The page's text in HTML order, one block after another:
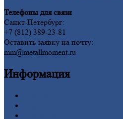
Телефоны для связи
Санкт-Петербург:
+7 (812) 389-23-81
Оставить заявку на почту:
mm@metallmoment.ru
Информация